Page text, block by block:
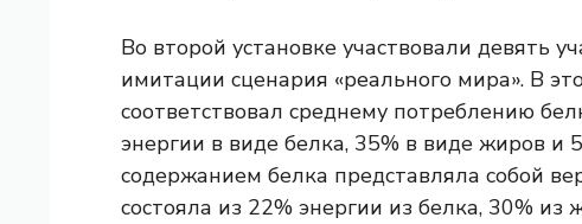
Во второй установке участвовали девять
имитации сценария «реального мира». В
соответствовал среднему потреблению
энергии в виде белка, 35% в виде жиров и
содержанием белка представляла собой
состояла из 22% энергии из белка, 30% из